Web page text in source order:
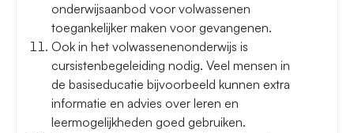
onderwijsaanbod voor volwassenen
toegankelijker maken voor gevangenen.
Ook in het volwassenenonderwijs is
cursistenbegeleiding nodig. Veel mensen in
de basiseducatie bijvoorbeeld kunnen extra
informatie en advies over leren en
leermogelijkheden goed gebruiken.